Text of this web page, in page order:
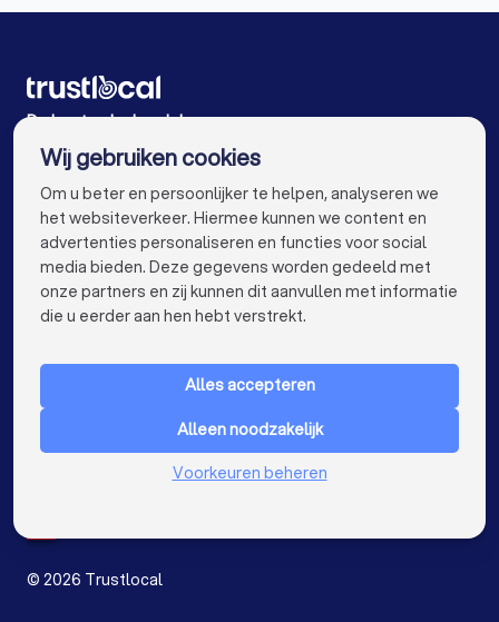
Glashandels in Gent
Glashandels in Aalst
Glashandels in Mechelen
Glashandels in Kortrijk
Glashandels in Sint-Niklaas
Glashandels in Roeselare
Glashandels in Beveren
Glashandels in Dendermonde
Glashandels in Dilbeek
Glashandels in Heist-op-den-Berg
Glashandels in Sint-Truiden
De beste glashandels voor u
VOOR PARTICULIEREN keyboard_arrow_down
Nederland
© 2026 Trustlocal
Wij gebruiken cookies
Om u beter en persoonlijker te helpen, analyseren we
het websiteverkeer. Hiermee kunnen we content en
advertenties personaliseren en functies voor social
media bieden. Deze gegevens worden gedeeld met
onze partners en zij kunnen dit aanvullen met informatie
die u eerder aan hen hebt verstrekt.
Alles accepteren
Alleen noodzakelijk
Voorkeuren beheren